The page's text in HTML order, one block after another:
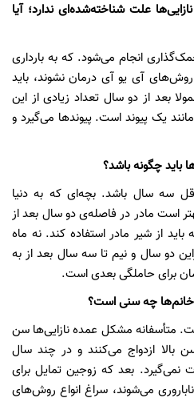
علت شناخته‌شده‌ای ندارد؛ آیا
انجام می‌شود. که به بارداری
آی یو آی درمان نشوند، باید
بعد از دو سال تعداد زیادی از این
یک پیوند است. پیوندها می‌گیرد و
باید چگونه باشد؟
سه سال باشد. بچه‌ای که به دنیا
است مادر در فاصله‌ی دو سال بعد از
از شیر مادر استفاده کند. نه ماه
دو سال و نیم تا سه سال بعد از به
برای حاملگی بعدی است.
خانم‌ها چه سنی است؟
از ۴۰ سالگی است. متأسفانه مشکل عمده نازایی‌ها سن
بالا ازدواج می‌کنند و در چند سال
نمی‌گیرد. بعد که زوجین تمایل برای
می‌شوند، سراغ انواع روش‌های